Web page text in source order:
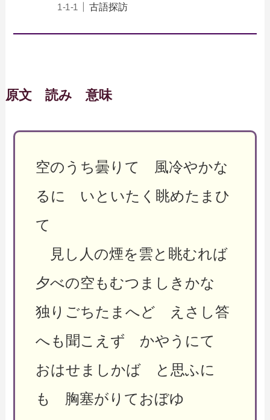
古語探訪
原文 読み 意味
空のうち曇りて 風冷やかな
るに いといたく眺めたまひ
て
見し人の煙を雲と眺むれば
夕べの空もむつましきかな
独りごちたまへど えさし答
へも聞こえず かやうにて
おはせましかば と思ふに
も 胸塞がりておぼゆ